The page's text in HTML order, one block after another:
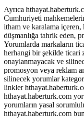
Ayrıca
Cumhuriyeti
itham ve karalama içeren,
düşmanlığa tahrik eden,
Yorumlarda markaların
herhangi bir şekilde ticari
onaylanmayacak ve
promosyon veya reklam
silinecek yorumlar
linkler
hthayat.haberturk.com
yorumların yasal
hthayat.haberturk.com